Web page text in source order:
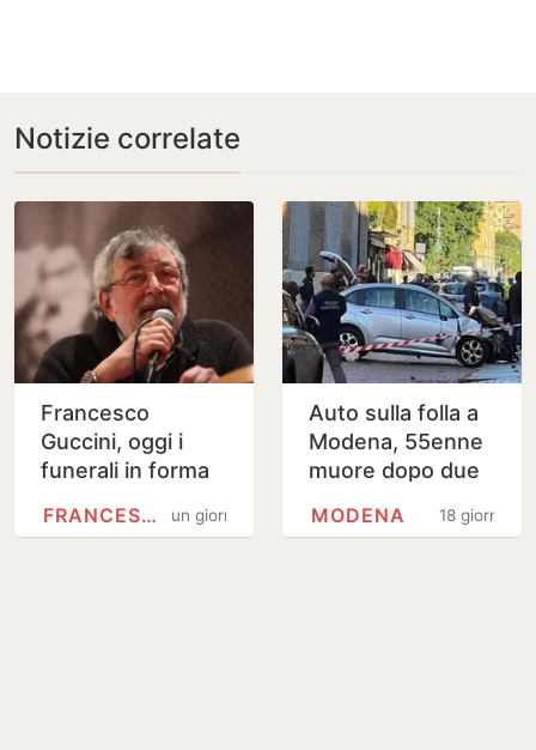
Notizie correlate
Francesco
Guccini, oggi i
funerali in forma
un giorno
FRANCESCO GUCCINI
Auto sulla folla a
Modena, 55enne
muore dopo due
18 giorni
MODENA